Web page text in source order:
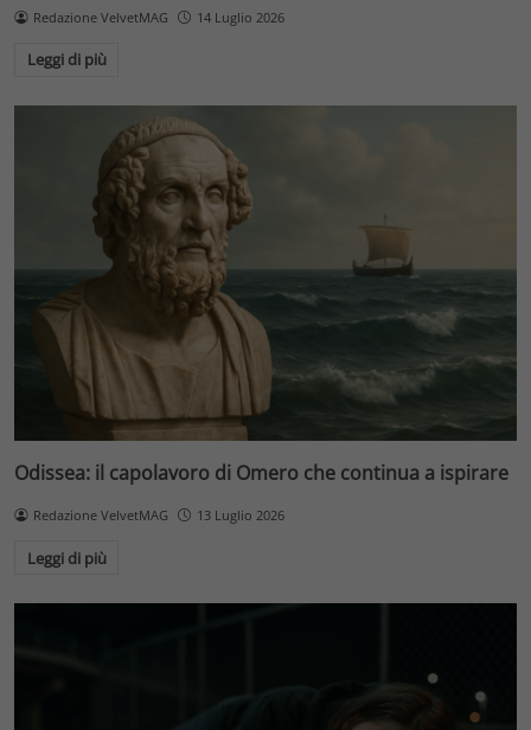
Redazione VelvetMAG 14 Luglio 2026
Leggi di più
Odissea: il capolavoro di Omero che continua a ispirare
Redazione VelvetMAG 13 Luglio 2026
Leggi di più